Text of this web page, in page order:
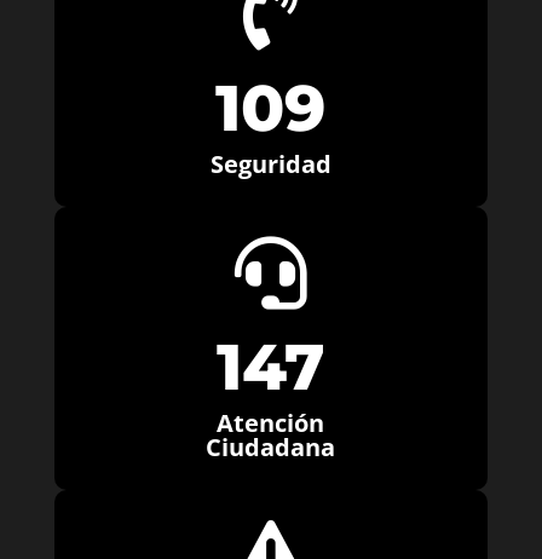
109
Seguridad

147
Atención
Ciudadana